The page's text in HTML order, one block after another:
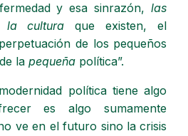
y esa sinrazón,las
la cultura que existen, el
de los pequeños
la pequeña política”.
política tiene algo
es algo sumamente
ve en el futuro sino la crisis